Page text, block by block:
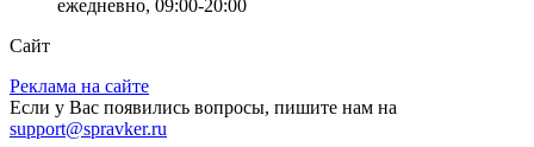
ежедневно, 09:00-20:00
Сайт
Реклама на сайте
Если у Вас появились вопросы, пишите нам на
support@spravker.ru